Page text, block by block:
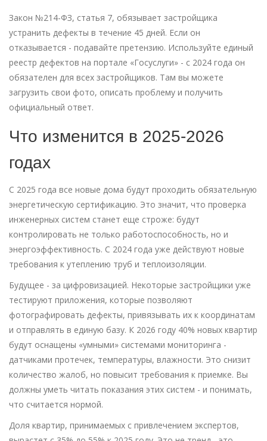
Закон №214-ФЗ, статья 7, обязывает застройщика
устранить дефекты в течение 45 дней. Если он
отказывается - подавайте претензию. Используйте единый
реестр дефектов на портале «Госуслуги» - с 2024 года он
обязателен для всех застройщиков. Там вы можете
загрузить свои фото, описать проблему и получить
официальный ответ.
Что изменится в 2025-2026
годах
С 2025 года все новые дома будут проходить обязательную
энергетическую сертификацию. Это значит, что проверка
инженерных систем станет еще строже: будут
контролировать не только работоспособность, но и
энергоэффективность. С 2024 года уже действуют новые
требования к утеплению труб и теплоизоляции.
Будущее - за цифровизацией. Некоторые застройщики уже
тестируют приложения, которые позволяют
фотографировать дефекты, привязывать их к координатам
и отправлять в единую базу. К 2026 году 40% новых квартир
будут оснащены «умными» системами мониторинга -
датчиками протечек, температуры, влажности. Это снизит
количество жалоб, но повысит требования к приемке. Вы
должны уметь читать показания этих систем - и понимать,
что считается нормой.
Доля квартир, принимаемых с привлечением экспертов,